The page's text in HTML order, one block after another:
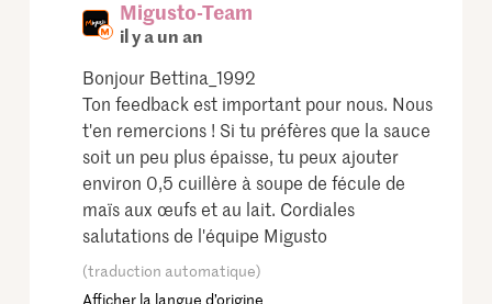
Migusto-Team
il y a un an
Bonjour Bettina_1992
Ton feedback est important pour nous. Nous
t'en remercions ! Si tu préfères que la sauce
soit un peu plus épaisse, tu peux ajouter
environ 0,5 cuillère à soupe de fécule de
maïs aux œufs et au lait. Cordiales
salutations de l'équipe Migusto
(traduction automatique)
Afficher la langue d’origine